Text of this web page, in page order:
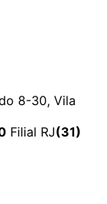
8-30, Vila
Filial RJ(31)